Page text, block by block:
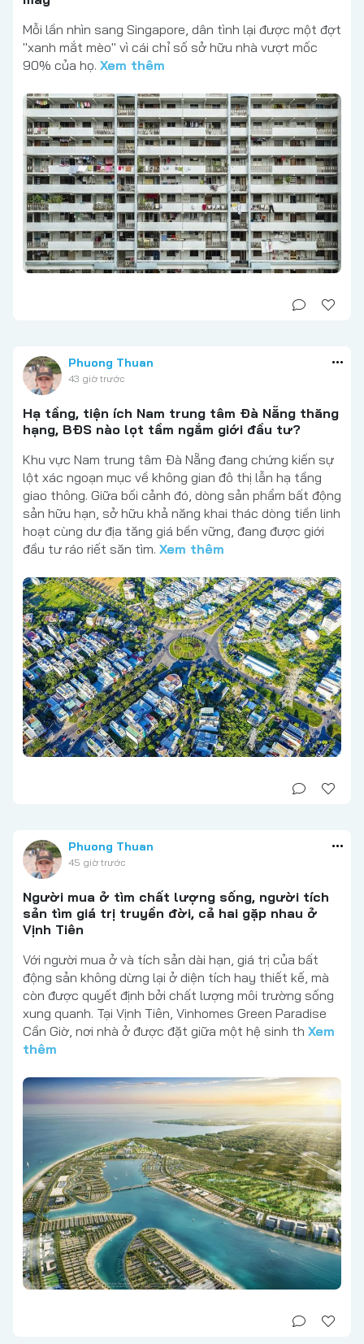
Mỗi lần nhìn sang Singapore, dân tình lại được một đợt
"xanh mắt mèo" vì cái chỉ số sở hữu nhà vượt mốc
90% của họ. Xem thêm
Phuong Thuan
43 giờ trước
Hạ tầng, tiện ích Nam trung tâm Đà Nẵng thăng
hạng, BĐS nào lọt tầm ngắm giới đầu tư?
Khu vực Nam trung tâm Đà Nẵng đang chứng kiến sự
lột xác ngoạn mục về không gian đô thị lẫn hạ tầng
giao thông. Giữa bối cảnh đó, dòng sản phẩm bất động
sản hữu hạn, sở hữu khả năng khai thác dòng tiền linh
hoạt cùng dư địa tăng giá bền vững, đang được giới
đầu tư ráo riết săn tìm. Xem thêm
Phuong Thuan
45 giờ trước
Người mua ở tìm chất lượng sống, người tích
sản tìm giá trị truyền đời, cả hai gặp nhau ở
Vịnh Tiên
Với người mua ở và tích sản dài hạn, giá trị của bất
động sản không dừng lại ở diện tích hay thiết kế, mà
còn được quyết định bởi chất lượng môi trường sống
xung quanh. Tại Vịnh Tiên, Vinhomes Green Paradise
Cần Giờ, nơi nhà ở được đặt giữa một hệ sinh th Xem
thêm